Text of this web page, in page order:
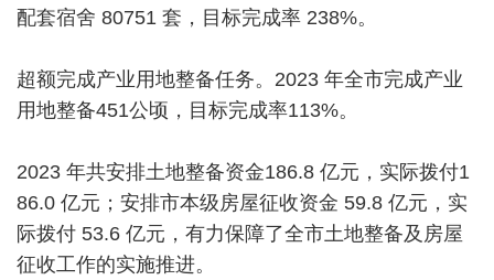
配套宿舍 80751 套，目标完成率 238%。
超额完成产业用地整备任务。2023 年全市完成产业
用地整备451公顷，目标完成率113%。
2023 年共安排土地整备资金186.8 亿元，实际拨付1
86.0 亿元；安排市本级房屋征收资金 59.8 亿元，实
际拨付 53.6 亿元，有力保障了全市土地整备及房屋
征收工作的实施推进。